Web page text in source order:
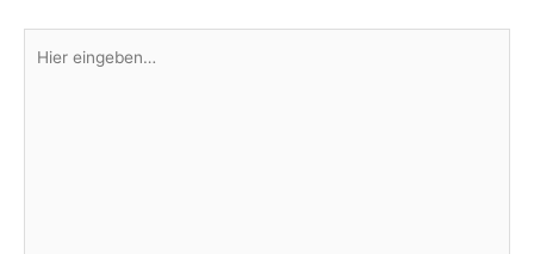
eingeben…